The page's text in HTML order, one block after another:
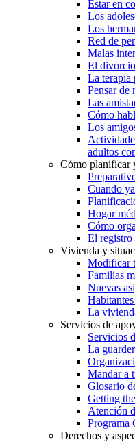
Estar en
Los
Los
Red de
Malas
El divorcio
La terapia
Pensar de
Las
Cómo
Los
adultos
Cómo planificar
Cuando
Hogar
Cómo
El registro
Vivienda y
Modificar
Familias
Nuevas
La
Servicios de
Servicios
La
Mandar a
Glosario
Getting
Atención
Programa
Derechos y